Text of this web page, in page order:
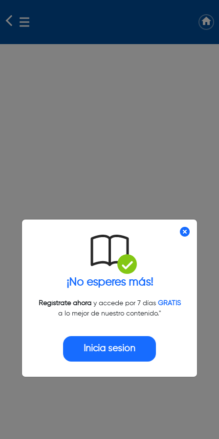
¡No esperes más!
Regístrate ahoray accede por 7 días GRATIS
a lo mejor de nuestro contenido."
Inicia sesión